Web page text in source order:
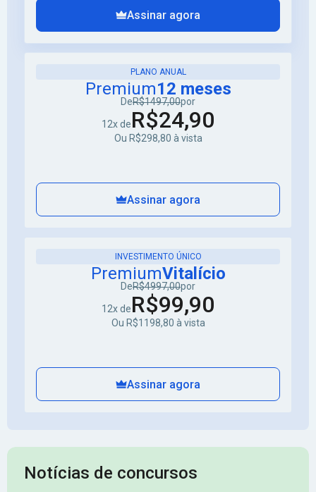
Assinar agora
PLANO ANUAL
Premium12 meses
DeR$1497,00por
12x deR$24,90
Ou R$298,80 à vista
Assinar agora
INVESTIMENTO ÚNICO
PremiumVitalício
DeR$4997,00por
12x deR$99,90
Ou R$1198,80 à vista
Assinar agora
Notícias de concursos